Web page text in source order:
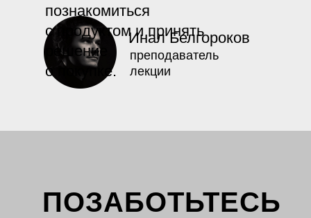
Инал Белгороков
преподаватель
лекции
ПОЗАБОТЬТЕСЬ
познакомиться
с продуктом и принять
решение
о покупке.